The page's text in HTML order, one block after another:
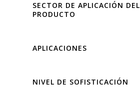
SECTOR DE APLICACIÓN DEL
PRODUCTO
APLICACIONES
NIVEL DE SOFISTICACIÓN